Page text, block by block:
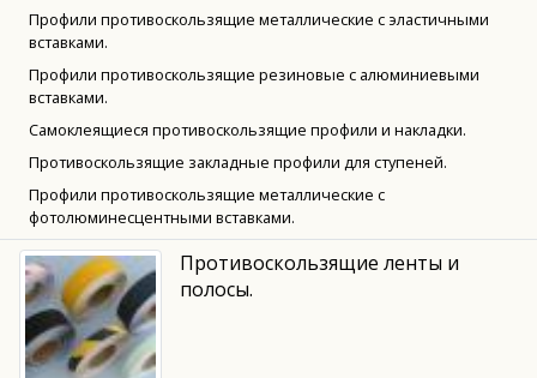
Профили противоскользящие металлические с эластичными
вставками.
Профили противоскользящие резиновые с алюминиевыми
вставками.
Самоклеящиеся противоскользящие профили и накладки.
Противоскользящие закладные профили для ступеней.
Профили противоскользящие металлические с
фотолюминесцентными вставками.
Противоскользящие ленты и
полосы.